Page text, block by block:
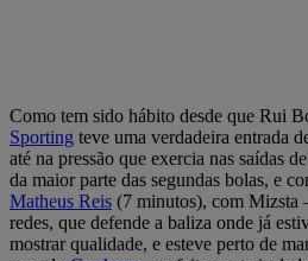
Como tem sido hábito desde que Rui
Sporting teve uma verdadeira entrada
até na pressão que exercia nas saídas
da maior parte das segundas bolas, e
Matheus Reis (7 minutos), com Mizsta
redes, que defende a baliza onde já
mostrar qualidade, e esteve perto de